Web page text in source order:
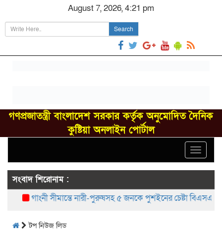
August 7, 2026, 4:21 pm
Search
গণপ্রজাতন্ত্রী বাংলাদেশ সরকার কর্তৃক অনুমোদিত দৈনিক
কুষ্টিয়া অনলাইন পোর্টাল
Toggle
সংবাদ শিরোনাম :
গাংনী সীমান্তে নারী-পুরুষসহ ৫ জনকে পুশইনের চেষ্টা বিএসএফের,
টপ নিউজ লিড